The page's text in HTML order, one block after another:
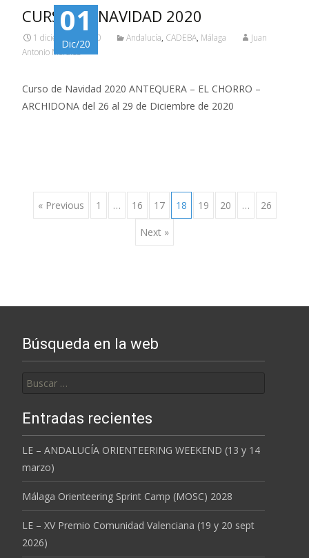
01
Dic/20
CURSO DE NAVIDAD 2020
1 diciembre, 2020 Andalucía, CADEBA, Málaga
Juan
Antonio Morales
Curso de Navidad 2020 ANTEQUERA – EL CHORRO –
ARCHIDONA del 26 al 29 de Diciembre de 2020
Posts
navigation
« Previous 1 … 16 17 18 19 20 … 26
Next »
Búsqueda en la web
Entradas recientes
LE – ANDALUCÍA ORIENTEERING WEEKEND (13 y 14
marzo)
Málaga Orienteering Sprint Camp (MOSC) 2028
LE – XV Premio Comunidad Valenciana (19 y 20 sept
2026)